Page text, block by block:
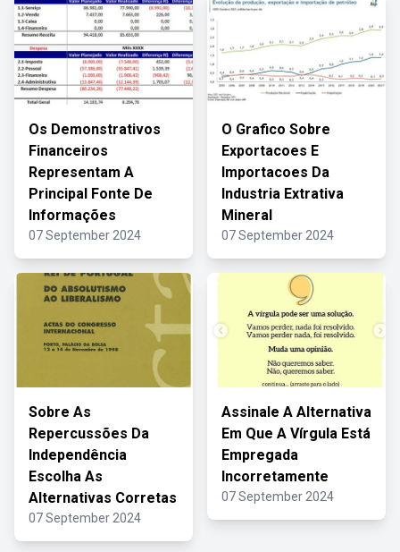
Os Demonstrativos
Financeiros
Representam A
Principal Fonte De
Informações
07 September 2024
O Grafico Sobre
Exportacoes E
Importacoes Da
Industria Extrativa
Mineral
07 September 2024
Sobre As
Repercussões Da
Independência
Escolha As
Alternativas Corretas
07 September 2024
Assinale A Alternativa
Em Que A Vírgula Está
Empregada
Incorretamente
07 September 2024